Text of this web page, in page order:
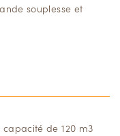
souplesse et
capacité de 120 m3